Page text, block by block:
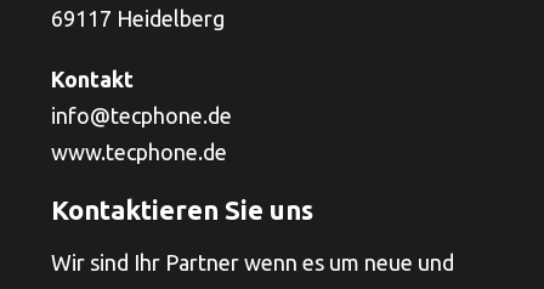
69117 Heidelberg
Kontakt
info@tecphone.de
www.tecphone.de
Kontaktieren Sie uns
Wir sind Ihr Partner wenn es um neue und